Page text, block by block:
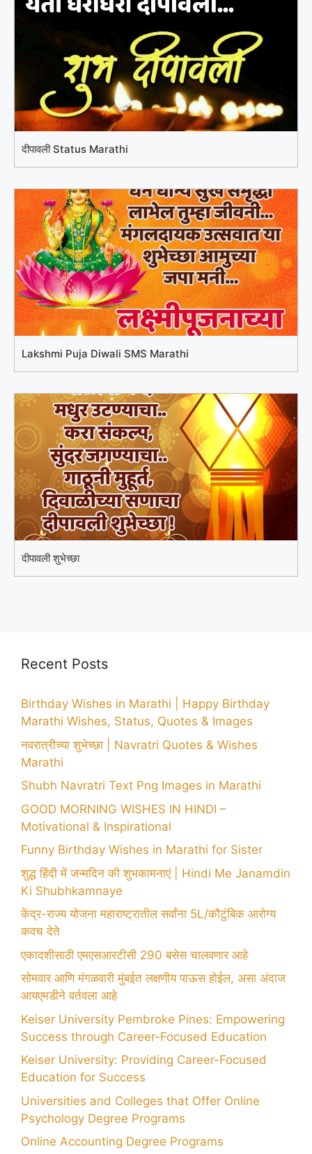
दीपावली Status Marathi
Lakshmi Puja Diwali SMS Marathi
दीपावली शुभेच्छा
Recent Posts
Birthday Wishes in Marathi | Happy Birthday
Marathi Wishes, Status, Quotes & Images
नवरात्रीच्या शुभेच्छा | Navratri Quotes & Wishes
Marathi
Shubh Navratri Text Png Images in Marathi
GOOD MORNING WISHES IN HINDI –
Motivational & Inspirational
Funny Birthday Wishes in Marathi for Sister
शुद्ध हिंदी में जन्मदिन की शुभकामनाएं | Hindi Me Janamdin
Ki Shubhkamnaye
केंद्र-राज्य योजना महाराष्ट्रातील सर्वांना 5L/कौटुंबिक आरोग्य
कवच देते
एकादशीसाठी एमएसआरटीसी 290 बसेस चालवणार आहे
सोमवार आणि मंगळवारी मुंबईत लक्षणीय पाऊस होईल, असा अंदाज
आयएमडीने वर्तवला आहे
Keiser University Pembroke Pines: Empowering
Success through Career-Focused Education
Keiser University: Providing Career-Focused
Education for Success
Universities and Colleges that Offer Online
Psychology Degree Programs
Online Accounting Degree Programs